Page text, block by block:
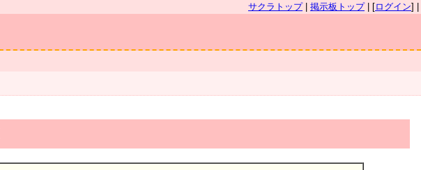
サクラトップ| 掲示板トップ| [ログイン] |